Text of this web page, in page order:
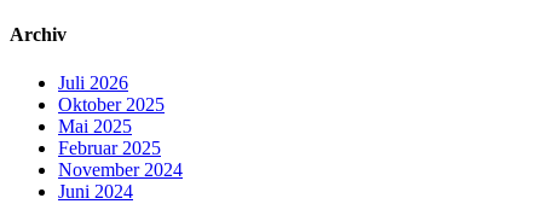
Archiv
Juli 2026
Oktober 2025
Mai 2025
Februar 2025
November 2024
Juni 2024